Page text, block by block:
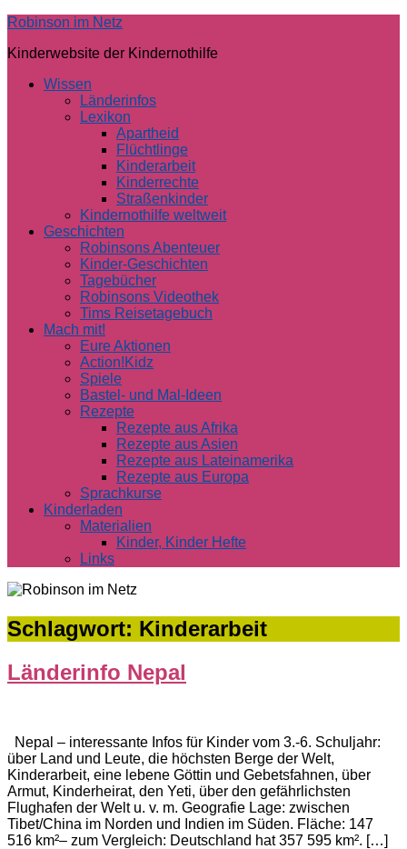
Skip
content
Robinson im Netz
Kinderwebsite der Kindernothilfe
Wissen
Länderinfos
Lexikon
Apartheid
Flüchtlinge
Kinderarbeit
Kinderrechte
Straßenkinder
Kindernothilfe weltweit
Geschichten
Robinsons Abenteuer
Kinder-Geschichten
Tagebücher
Robinsons Videothek
Tims Reisetagebuch
Mach mit!
Eure Aktionen
Action!Kidz
Spiele
Bastel- und Mal-Ideen
Rezepte
Rezepte aus Afrika
Rezepte aus Asien
Rezepte aus Lateinamerika
Rezepte aus Europa
Sprachkurse
Kinderladen
Materialien
Kinder, Kinder Hefte
Links
Schlagwort: Kinderarbeit
Länderinfo Nepal
Nepal – interessante Infos für Kinder vom 3.-6. Schuljahr:
über Land und Leute, die höchsten Berge der Welt,
Kinderarbeit, eine lebene Göttin und Gebetsfahnen, über
Armut, Kinderheirat, den Yeti, über den gefährlichsten
Flughafen der Welt u. v. m. Geografie Lage: zwischen
Tibet/China im Norden und Indien im Süden. Fläche: 147
516 km²– zum Vergleich: Deutschland hat 357 595 km². […]